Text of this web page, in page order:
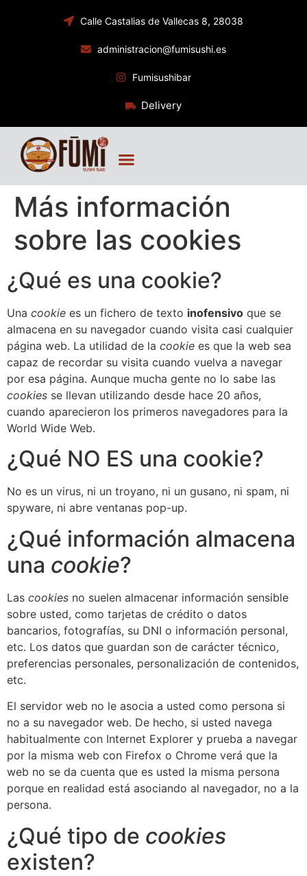
Calle Castalias de Vallecas 8, 28038
administracion@fumisushi.es
Fumisushibar
Delivery
Más información
sobre las cookies
¿Qué es una cookie?
Una cookie es un fichero de texto inofensivo que se
almacena en su navegador cuando visita casi cualquier
página web. La utilidad de la cookie es que la web sea
capaz de recordar su visita cuando vuelva a navegar
por esa página. Aunque mucha gente no lo sabe las
cookies se llevan utilizando desde hace 20 años,
cuando aparecieron los primeros navegadores para la
World Wide Web.
¿Qué NO ES una cookie?
No es un virus, ni un troyano, ni un gusano, ni spam, ni
spyware, ni abre ventanas pop-up.
¿Qué información almacena
una cookie?
Las cookies no suelen almacenar información sensible
sobre usted, como tarjetas de crédito o datos
bancarios, fotografías, su DNI o información personal,
etc. Los datos que guardan son de carácter técnico,
preferencias personales, personalización de contenidos,
etc.
El servidor web no le asocia a usted como persona si
no a su navegador web. De hecho, si usted navega
habitualmente con Internet Explorer y prueba a navegar
por la misma web con Firefox o Chrome verá que la
web no se da cuenta que es usted la misma persona
porque en realidad está asociando al navegador, no a la
persona.
¿Qué tipo de cookies
existen?